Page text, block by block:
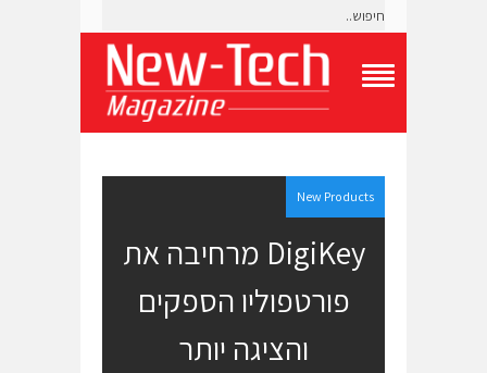
g
l
e
N
New Products
DigiKey מרחיבה את
פורטפוליו הספקים
והציגה יותר